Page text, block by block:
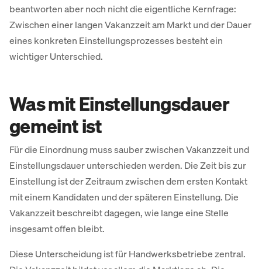
beantworten aber noch nicht die eigentliche Kernfrage:
Zwischen einer langen Vakanzzeit am Markt und der Dauer
eines konkreten Einstellungsprozesses besteht ein
wichtiger Unterschied.
Was mit Einstellungsdauer
gemeint ist
Für die Einordnung muss sauber zwischen Vakanzzeit und
Einstellungsdauer unterschieden werden. Die Zeit bis zur
Einstellung ist der Zeitraum zwischen dem ersten Kontakt
mit einem Kandidaten und der späteren Einstellung. Die
Vakanzzeit beschreibt dagegen, wie lange eine Stelle
insgesamt offen bleibt.
Diese Unterscheidung ist für Handwerksbetriebe zentral.